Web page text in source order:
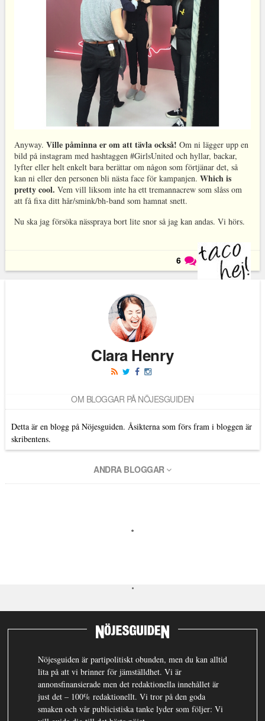
Anyway. Ville påminna er om att tävla också! Om ni lägger upp en
bild på instagram med hashtaggen #GirlsUnited och hyllar, backar,
lyfter eller helt enkelt bara berättar om någon som förtjänar det, så
kan ni eller den personen bli nästa face för kampanjen. Which is
pretty cool. Vem vill liksom inte ha ett tremannacrew som slåss om
att få fixa ditt hår/smink/bh-band som hamnat snett.
Nu ska jag försöka nässpraya bort lite snor så jag kan andas. Vi hörs.
6
Clara Henry
OM BLOGGAR PÅ NÖJESGUIDEN
Detta är en blogg på Nöjesguiden. Åsikterna som förs fram i bloggen är
skribentens.
ANDRA BLOGGAR
Nöjesguiden är partipolitiskt obunden, men du kan alltid
lita på att vi brinner för jämställdhet. Vi är
annonsfinansierade men det redaktionella innehållet är
just det – 100% redaktionellt. Vi tror på den goda
smaken och vår publicistiska tanke lyder som följer: Vi